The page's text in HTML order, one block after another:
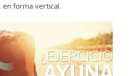
forma vertical.